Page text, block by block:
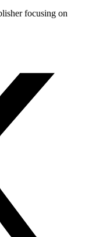
focusing on